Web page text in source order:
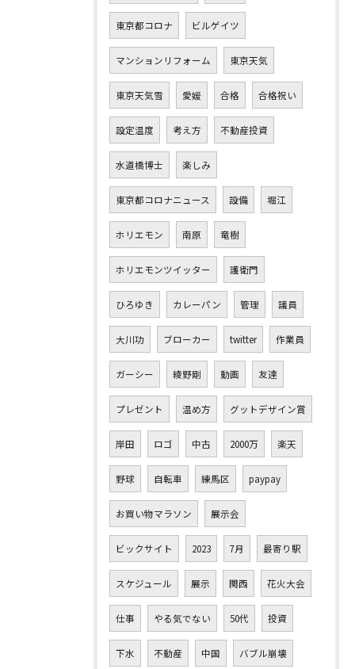
東京都コロナ ビルゲイツ
マンションリフォーム 東京天気
東京天気雪 愛媛 合格 合格祝い
設定温度 考え方 不動産投資
水道橋博士 楽しみ
東京都コロナニュース 設備 堀江
ホリエモン 南原 竜樹
ホリエモンツイッター 護衛門
ひろゆき カレーパン 管理 議員
大川功 ブローカー twitter 作業員
ガーシー 綾野剛 動画 友達
プレゼント 温め方 グットデザイン賞
岸田 ロゴ 中古 2000万 楽天
野球 自転車 練馬区 paypay
お買い物マラソン 展示会
ビックサイト 2023 7月 最寄り駅
スケジュール 展示 関西 花火大会
仕事 やる気でない 50代 投資
下水 不動産 中国 バブル崩壊